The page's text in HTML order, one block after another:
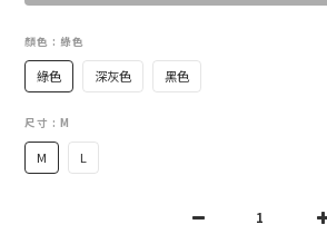
顏色 : 綠色
綠色 深灰色 黑色
尺寸 : M
M L